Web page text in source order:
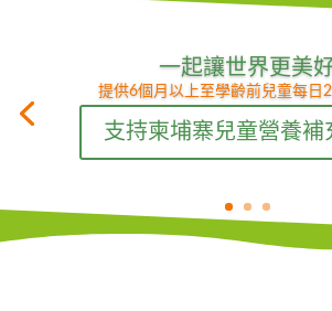
一起讓世界更美
提供6個月以上至學齡前兒童每日
支持柬埔寨兒童營養補